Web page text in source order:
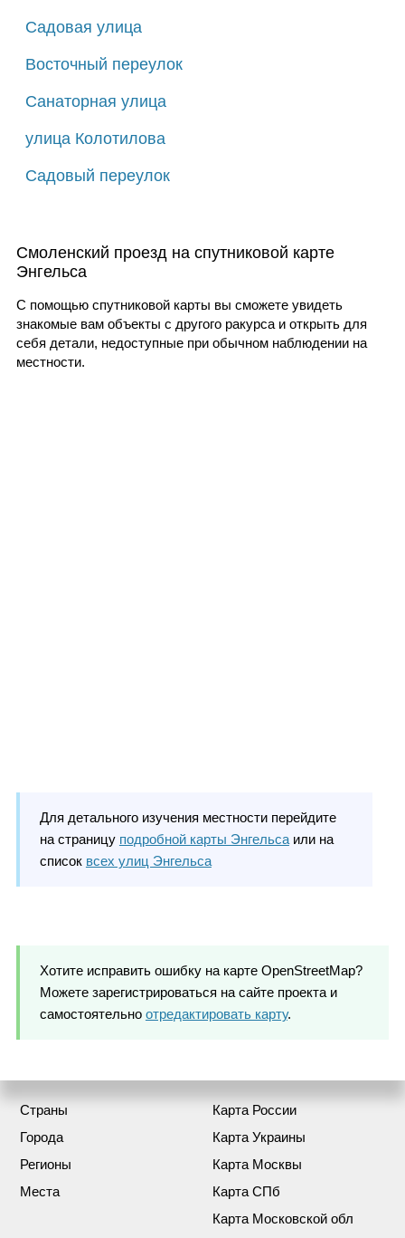
Садовая улица
Восточный переулок
Санаторная улица
улица Колотилова
Садовый переулок
Смоленский проезд на спутниковой карте
Энгельса
С помощью спутниковой карты вы сможете увидеть
знакомые вам объекты с другого ракурса и открыть для
себя детали, недоступные при обычном наблюдении на
местности.
Для детального изучения местности перейдите
на страницу подробной карты Энгельсаили на
список всех улиц Энгельса
Хотите исправить ошибку на карте OpenStreetMap?
Можете зарегистрироваться на сайте проекта и
самостоятельно отредактировать карту.
Страны
Города
Регионы
Места
Карта России
Карта Украины
Карта Москвы
Карта СПб
Карта Московской обл